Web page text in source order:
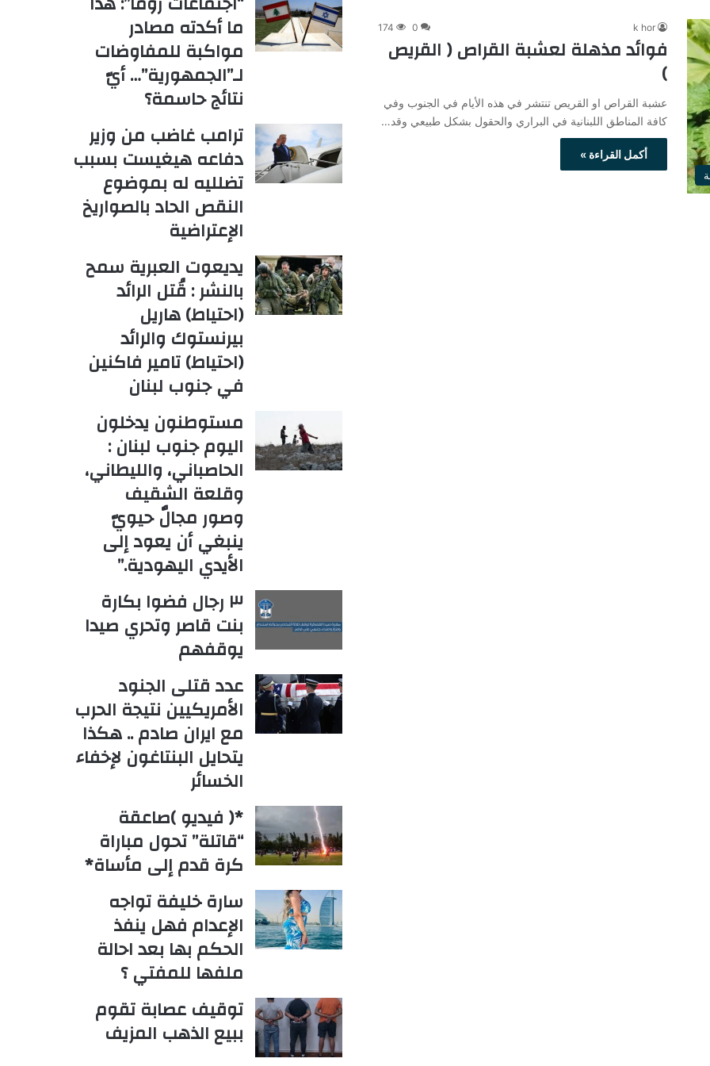
k hor
0
174
فوائد مذهلة لعشبة القراص ( القريص
)
عشبة القراص او القريص تنتشر في هذه الأيام في الجنوب وفي
كافة المناطق اللبنانية في البراري والحقول بشكل طبيعي وقد…
أكمل القراءة »
ما أكدته مصادر
مواكبة للمفاوضات
لـ”الجمهورية”… أيّ
نتائج حاسمة؟
ترامب غاضب من وزير
دفاعه هيغيست بسبب
تضلليه له بموضوع
النقص الحاد بالصواريخ
الإعتراضية
يديعوت العبرية سمح
بالنشر : قُتل الرائد
(احتياط) هاريل
بيرنستوك والرائد
(احتياط) تامير فاكنين
في جنوب لبنان
مستوطنون يدخلون
اليوم جنوب لبنان :
الحاصباني، والليطاني،
وقلعة الشقيف
وصور مجالٌ حيويّ
ينبغي أن يعود إلى
الأيدي اليهودية.”
٣ رجال فضوا بكارة
بنت قاصر وتحري صيدا
يوقفهم
عدد قتلى الجنود
الأمريكيين نتيجة الحرب
مع ايران صادم .. هكذا
يتحايل البنتاغون لإخفاء
الخسائر
*( فيديو )صاعقة
“قاتلة” تحول مباراة
كرة قدم إلى مأساة*
سارة خليفة تواجه
الإعدام فهل ينفذ
الحكم بها بعد احالة
ملفها للمفتي ؟
توقيف عصابة تقوم
ببيع الذهب المزيف